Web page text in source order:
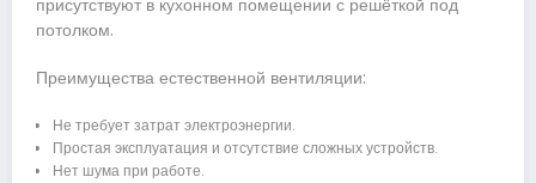
присутствуют в кухонном помещении с решёткой под
потолком.
Преимущества естественной вентиляции:
Не требует затрат электроэнергии.
Простая эксплуатация и отсутствие сложных устройств.
Нет шума при работе.